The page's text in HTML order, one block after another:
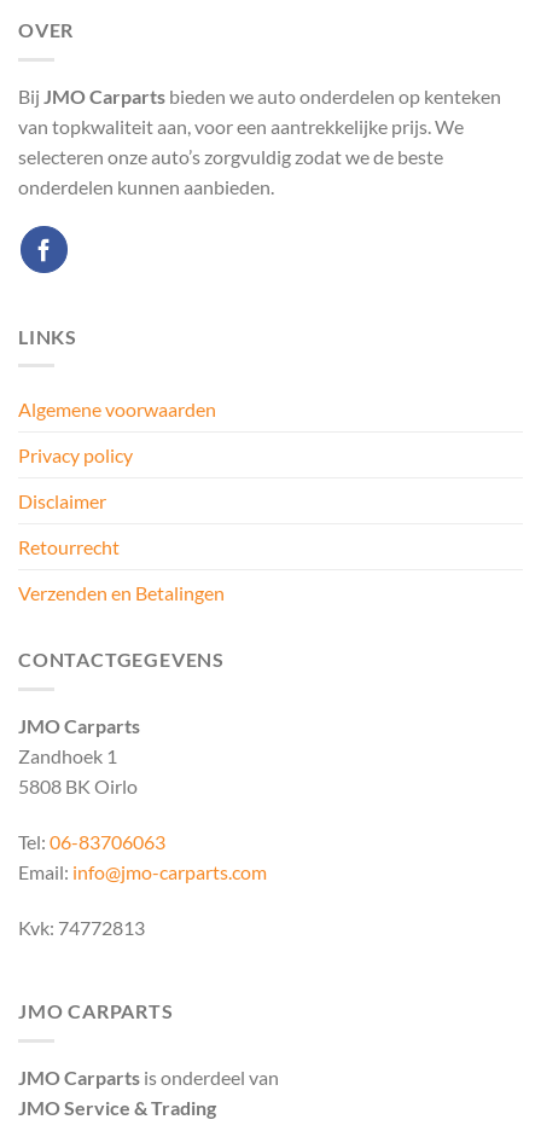
OVER
Bij JMO Carparts bieden we auto onderdelen op kenteken
van topkwaliteit aan, voor een aantrekkelijke prijs. We
selecteren onze auto’s zorgvuldig zodat we de beste
onderdelen kunnen aanbieden.
LINKS
Algemene voorwaarden
Privacy policy
Disclaimer
Retourrecht
Verzenden en Betalingen
CONTACTGEGEVENS
JMO Carparts
Zandhoek 1
5808 BK Oirlo
Tel: 06-83706063
Email: info@jmo-carparts.com
Kvk: 74772813
JMO CARPARTS
JMO Carparts is onderdeel van
JMO Service & Trading